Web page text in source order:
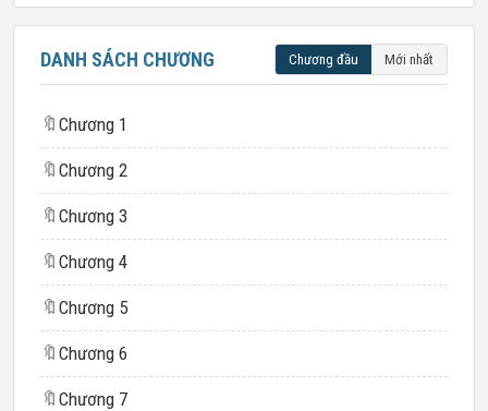
DANH SÁCH CHƯƠNG Chương đầu Mới nhất
🔖 Chương 1
🔖 Chương 2
🔖 Chương 3
🔖 Chương 4
🔖 Chương 5
🔖 Chương 6
🔖 Chương 7